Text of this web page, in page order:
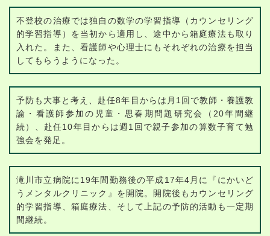
不登校の治療では独自の数学の学習指導（カウンセリング
的学習指導）を当初から適用し、途中から箱庭療法も取り
入れた。また、看護師や心理士にもそれぞれの治療を担当
してもらうようになった。
予防も大事と考え、赴任8年目からは月1回で教師・養護教
諭・看護師参加の児童・思春期問題研究会（20年間継
続）、赴任10年目からは週1回で親子参加の算数子育て勉
強会を発足。
滝川市立病院に19年間勤務後の平成17年4月に『にかいど
うメンタルクリニック』を開院。開院後もカウンセリング
的学習指導、箱庭療法、そして上記の予防的活動も一定期
間継続。